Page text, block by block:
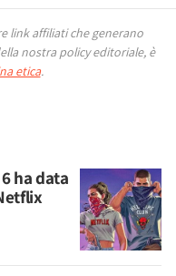
link affiliati che generano
nostra policy editoriale, è
etica.
ha data